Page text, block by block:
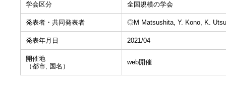
学会区分 全国規模の学会
発表者・共同発表者 ◎M Matsushita, Y. Kono, K.
発表年月日 2021/04
開催地
（都市, 国名）
web開催